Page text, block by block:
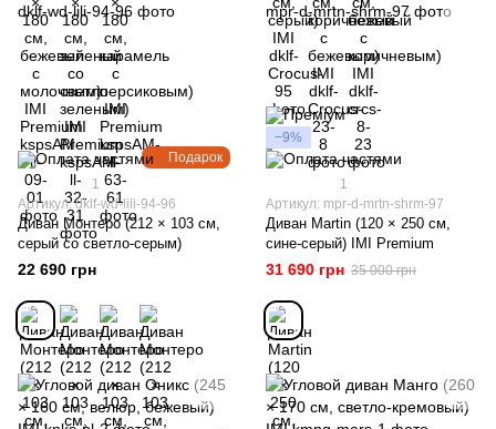
Подарок
1
Артикул: dklf-wd-lili-94-96
Диван Монтеро (212 × 103 см,
серый со светло-серым)
22 690 грн
−9%
1
Артикул: mpr-d-mrtn-shrm-97
Диван Martin (120 × 250 см,
сине-серый) IMI Premium
31 690 грн 35 000 грн